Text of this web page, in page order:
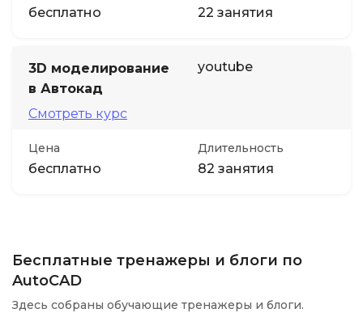
бесплатно 22 занятия
3D моделирование
в Автокад
Смотреть курс
youtube
Цена
бесплатно
Длительность
82 занятия
Бесплатные тренажеры и блоги по
AutoCAD
Здесь собраны обучающие тренажеры и блоги.